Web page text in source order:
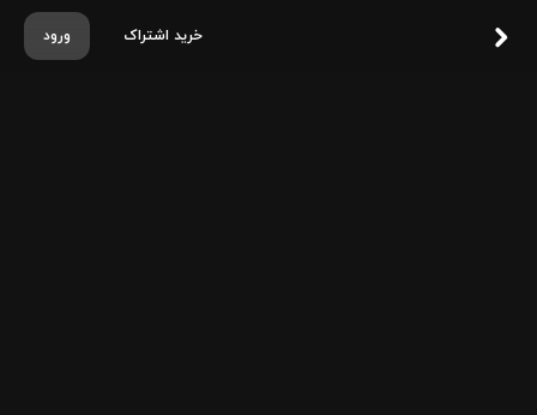
ورود خرید اشتراک